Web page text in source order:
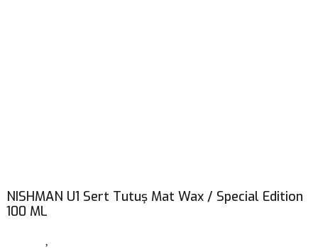
NISHMAN U1 Sert Tutuş Mat Wax / Special Edition
100 ML